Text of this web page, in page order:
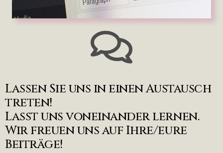
Lassen Sie uns in einen Austausch
treten!
Lasst uns voneinander lernen.
Wir freuen uns auf Ihre/eure
Beiträge!